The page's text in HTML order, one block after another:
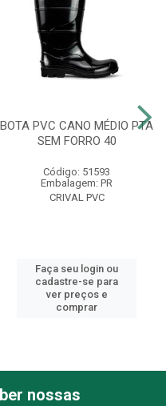
BOTA PVC CANO MÉDIO PTA
SEM FORRO 40
Código: 51593
Embalagem: PR
CRIVAL PVC
Faça seu login ou
cadastre-se para
ver preços e
comprar
nossas